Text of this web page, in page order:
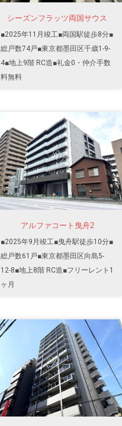
シーズンフラッツ両国サウス
■2025年11月竣工■両国駅徒歩8分■
総戸数74戸■東京都墨田区千歳1-9-
4■地上9階 RC造■礼金0・仲介手数
料無料
アルファコート曳舟2
■2025年9月竣工■曳舟駅徒歩10分■
総戸数61戸■東京都墨田区向島5-
12-8■地上8階 RC造■フリーレント1
ヶ月